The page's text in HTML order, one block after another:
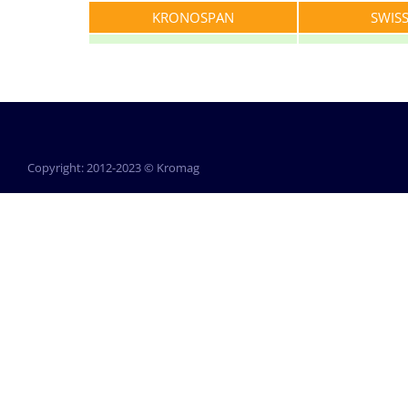
KRONOSPAN
Copyright: 2012-2023 © Kromag